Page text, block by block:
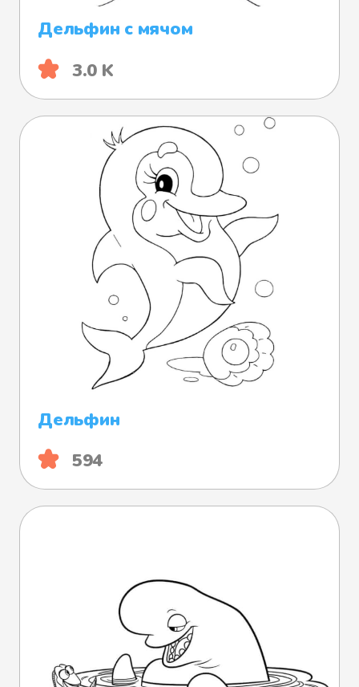
Дельфин с мячом
3.0 K
Дельфин
594